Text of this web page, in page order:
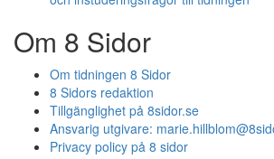
Om 8 Sidor
Om tidningen 8 Sidor
8 Sidors redaktion
Tillgänglighet på 8sidor.se
Ansvarig utgivare:
Privacy policy på 8 sidor